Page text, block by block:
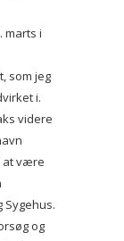
marts i
som jeg
i.
videre
at være
Sygehus.
og